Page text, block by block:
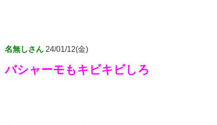
名無しさん 24/01/12(金)
バシャーモもキビキビしろ